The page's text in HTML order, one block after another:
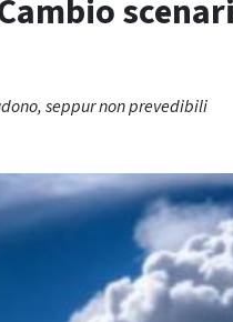
Cambio
seppur non prevedibili